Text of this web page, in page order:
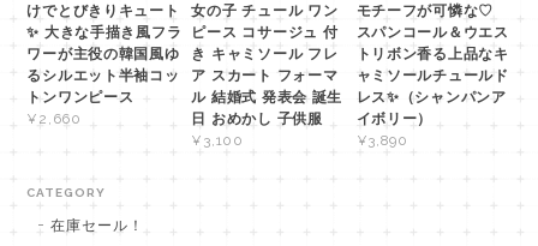
けでとびきりキュート
✨ 大きな手描き風フラ
ワーが主役の韓国風ゆ
るシルエット半袖コッ
トンワンピース
¥2,660
女の子 チュール ワン
ピース コサージュ 付
き キャミソール フレ
ア スカート フォーマ
ル 結婚式 発表会 誕生
日 おめかし 子供服
¥3,100
モチーフが可憐な♡
スパンコール＆ウエス
トリボン香る上品なキ
ャミソールチュールド
レス✨（シャンパンア
イボリー）
¥3,890
CATEGORY
在庫セール！